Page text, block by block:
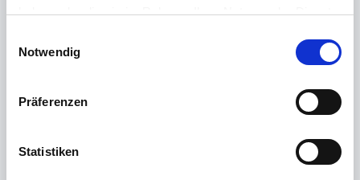
haben oder die sie im Rahmen Ihrer Nutzung der Dienste
Weitere Informationen finden Sie in unserer
Notwendig
Präferenzen
Statistiken
Ein nun erforderliches ständiges manuelles
Umschalten (RFID An/Aus) bei abwechselnder
insbesondere, da dies mit dem alten Treiber
Funktionalität und der gewohnte Komfort
eingeschränkt.